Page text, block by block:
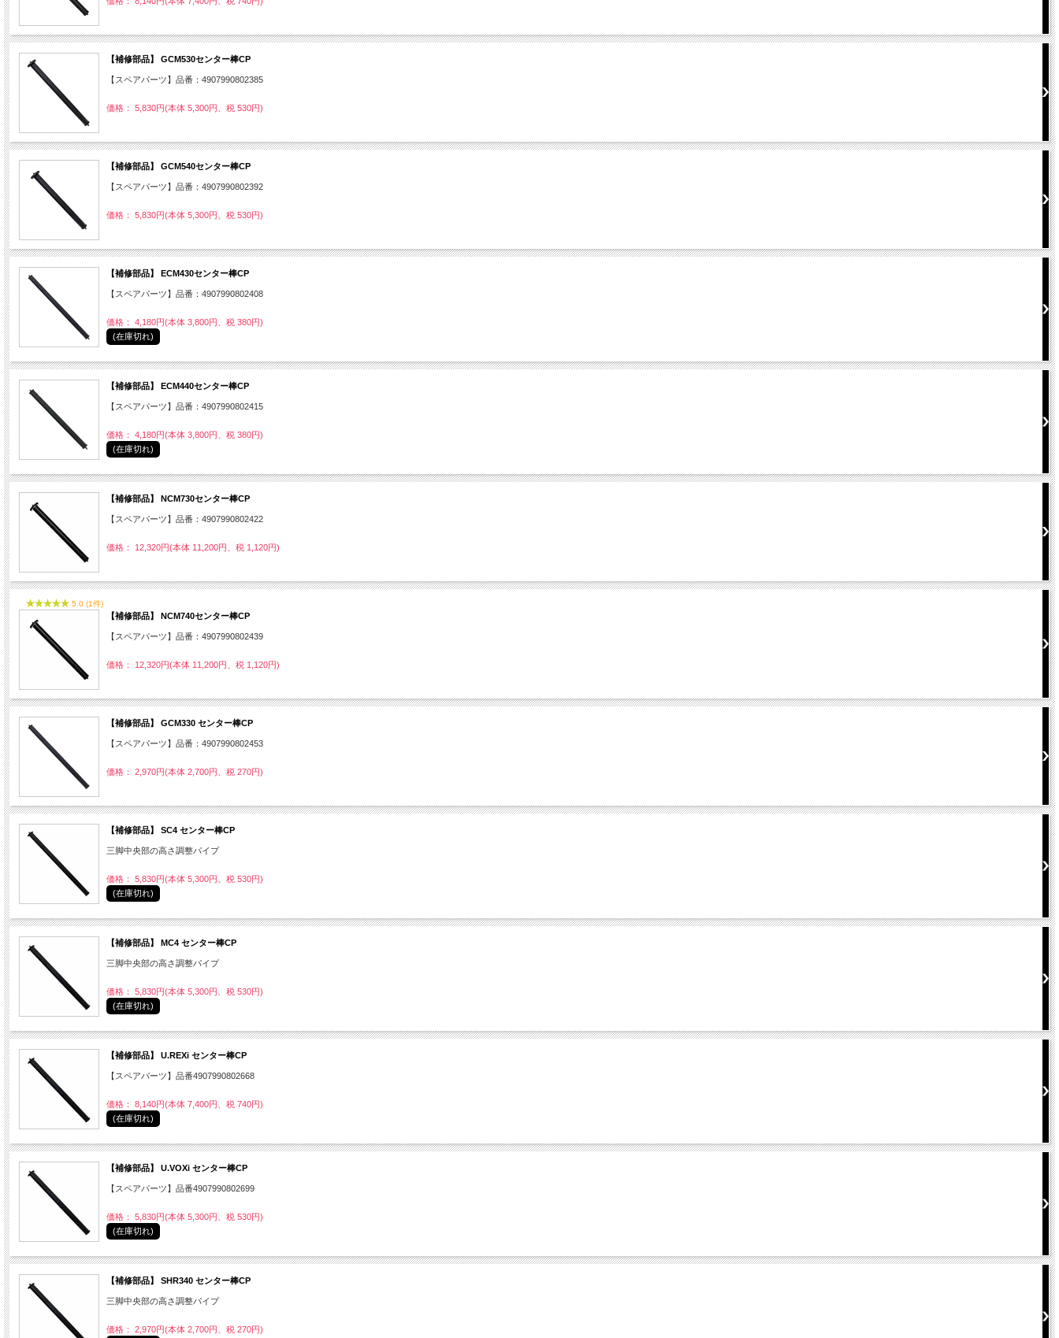
【補修部品】 GCM530センター棒CP
【スペアパーツ】品番：4907990802385
価格： 5,830円(本体 5,300円、税 530円)
【補修部品】 GCM540センター棒CP
【スペアパーツ】品番：4907990802392
価格： 5,830円(本体 5,300円、税 530円)
【補修部品】 ECM430センター棒CP
【スペアパーツ】品番：4907990802408
価格： 4,180円(本体 3,800円、税 380円)
(在庫切れ)
【補修部品】 ECM440センター棒CP
【スペアパーツ】品番：4907990802415
価格： 4,180円(本体 3,800円、税 380円)
(在庫切れ)
【補修部品】 NCM730センター棒CP
【スペアパーツ】品番：4907990802422
価格： 12,320円(本体 11,200円、税 1,120円)
5.0 (1件)
【補修部品】 NCM740センター棒CP
【スペアパーツ】品番：4907990802439
価格： 12,320円(本体 11,200円、税 1,120円)
【補修部品】 GCM330 センター棒CP
【スペアパーツ】品番：4907990802453
価格： 2,970円(本体 2,700円、税 270円)
【補修部品】 SC4 センター棒CP
三脚中央部の高さ調整パイプ
価格： 5,830円(本体 5,300円、税 530円)
(在庫切れ)
【補修部品】 MC4 センター棒CP
三脚中央部の高さ調整パイプ
価格： 5,830円(本体 5,300円、税 530円)
(在庫切れ)
【補修部品】 U.REXi センター棒CP
【スペアパーツ】品番4907990802668
価格： 8,140円(本体 7,400円、税 740円)
(在庫切れ)
【補修部品】 U.VOXi センター棒CP
【スペアパーツ】品番4907990802699
価格： 5,830円(本体 5,300円、税 530円)
(在庫切れ)
【補修部品】 SHR340 センター棒CP
三脚中央部の高さ調整パイプ
価格： 2,970円(本体 2,700円、税 270円)